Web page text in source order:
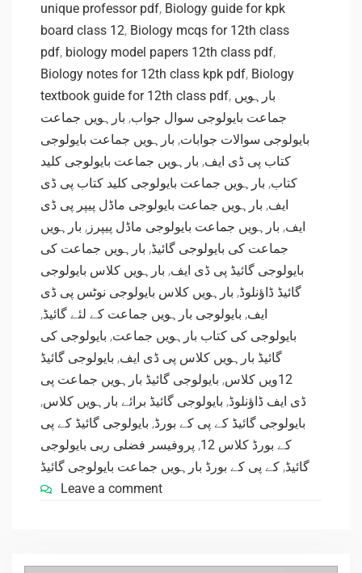
unique professor pdf, Biology guide for kpk
board class 12, Biology mcqs for 12th class
pdf, biology model papers 12th class pdf,
Biology notes for 12th class kpk pdf, Biology
textbook guide for 12th class pdf, بارہویں
جماعت بایولوجی سوال جواب, بارہویں جماعت
بایولوجی سوالات جوابات, بارہویں جماعت بایولوجی
کتاب پی ڈی ایف, بارہویں جماعت بایولوجی کلید
کتاب, بارہویں جماعت بایولوجی کلید کتاب پی ڈی
ایف, بارہویں جماعت بایولوجی ماڈل پیپر پی ڈی
ایف, بارہویں جماعت بایولوجی ماڈل پیپرز , بارہویں
جماعت کی بایولوجی گائیڈ, بارہویں جماعت کی
بایولوجی گائیڈ پی ڈی ایف, بارہویں کلاس بایولوجی
گائیڈ ڈاؤنلوڈ, بارہویں کلاس بایولوجی نوٹس پی ڈی
ایف, بایولوجی بارہویں جماعت کے لئے گائیڈ,
بایولوجی کی کتاب بارہویں جماعت, بایولوجی کی
گائیڈ بارہویں کلاس پی ڈی ایف, بایولوجی گائیڈ
12ویں کلاس
, بایولوجی گائیڈ بارہویں جماعت پی
ڈی ایف ڈاؤنلوڈ, بایولوجی گائیڈ برائے بارہویں کلاس,
بایولوجی گائیڈ کے پی کے بورڈ, بایولوجی گائیڈ کے پی
کے بورڈ کلاس 12
, پروفیسر فضلی ربی بایولوجی
گائیڈ, کے پی کے بورڈ بارہویں جماعت بایولوجی گائیڈ
Leave a comment